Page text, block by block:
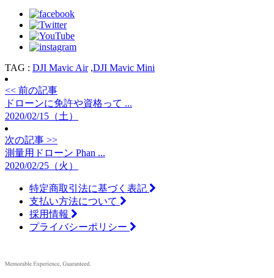
TAG : DJI Mavic Air,DJI Mavic Mini
<< 前の記事
ドローンに免許や資格って ...
2020/02/15（土）
次の記事 >>
測量用ドローン Phan ...
2020/02/25（火）
特定商取引法に基づく表記
支払い方法について
採用情報
プライバシーポリシー